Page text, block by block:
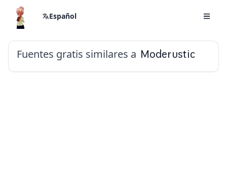
Español
Fuentes gratis similares a Moderustic